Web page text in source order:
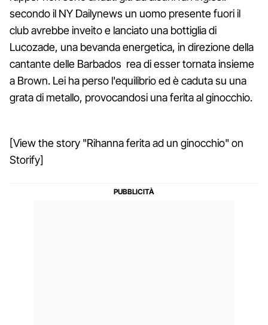
secondo il NY Dailynews un uomo presente fuori il
club avrebbe inveito e lanciato una bottiglia di
Lucozade, una bevanda energetica, in direzione della
cantante delle Barbados rea di esser tornata insieme
a Brown. Lei ha perso l'equilibrio ed è caduta su una
grata di metallo, provocandosi una ferita al ginocchio.
[View the story "Rihanna ferita ad un ginocchio" on
Storify]